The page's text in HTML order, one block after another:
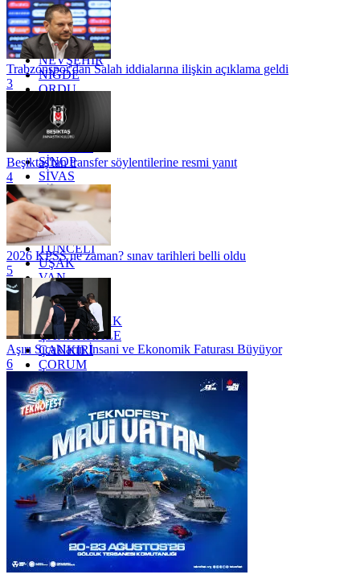
MERSİN
MUĞLA
MUŞ
NEVŞEHİR
NİĞDE
ORDU
OSMANİYE
RİZE
SAKARYA
SİNOP
SİVAS
SİİRT
TEKİRDAĞ
TOKAT
TRABZON
TUNCELİ
UŞAK
VAN
YALOVA
YOZGAT
ZONGULDAK
ÇANAKKALE
ÇANKIRI
ÇORUM
İSTANBUL
İZMİR
ŞANLIURFA
ŞIRNAK
Trabzonspor'dan Salah iddialarına ilişkin açıklama geldi
3
Beşiktaş'tan transfer söylentilerine resmi yanıt
4
2026 KPSS ne zaman? sınav tarihleri belli oldu
5
Aşırı Sıcakların İnsani ve Ekonomik Faturası Büyüyor
6